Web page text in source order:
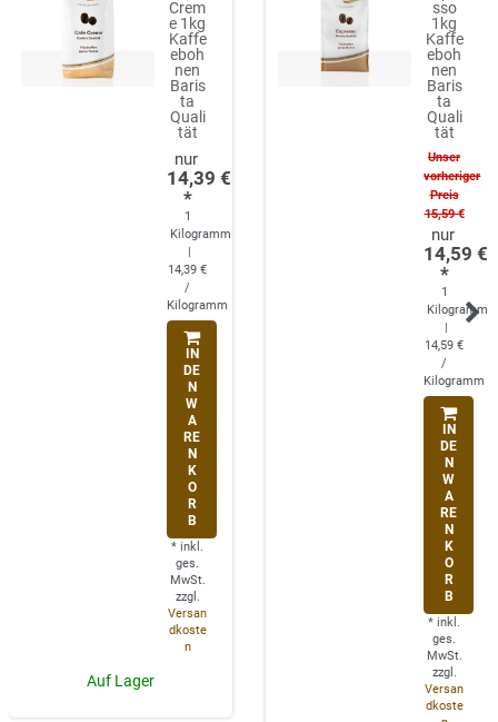
Crem
e 1kg
Kaffe
eboh
nen
Baris
ta
Quali
tät
14,39 €
*
1
Kilogramm
14,39 €
/
Kilogramm
IN
DE
N
W
A
RE
N
K
O
R
B
* inkl.
ges.
MwSt.
zzgl.
Versan
dkoste
n
Auf Lager
sso
1kg
Kaffe
eboh
nen
Baris
ta
Quali
tät
Unser
vorheriger
Preis
15,59 €
14,59 €
*
1
Kilogramm
14,59 €
/
Kilogramm
IN
DE
N
W
A
RE
N
K
O
R
B
* inkl.
ges.
MwSt.
zzgl.
Versan
dkoste